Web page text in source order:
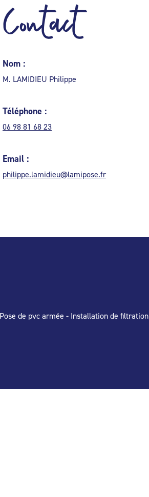
Contact
Nom :
M. LAMIDIEU Philippe
Téléphone :
06 98 81 68 23
Email :
philippe.lamidieu@lamipose.fr
de pvc armée - Installation de filtration